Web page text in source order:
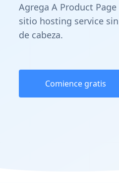
Agrega A Product
sitio hosting service
de cabeza.
Comience gratis